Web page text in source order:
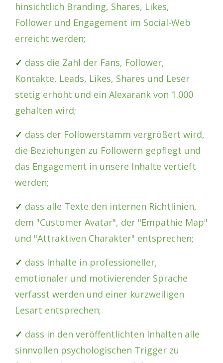
hinsichtlich Branding, Shares, Likes,
Follower und Engagement im Social-Web
erreicht werden;
✓ dass die Zahl der Fans, Follower,
Kontakte, Leads, Likes, Shares und Leser
stetig erhöht und ein Alexarank von 1.000
gehalten wird;
✓ dass der Followerstamm vergrößert wird,
die Beziehungen zu Followern gepflegt und
das Engagement in unsere Inhalte vertieft
werden;
✓ dass alle Texte den internen Richtlinien,
dem "Customer Avatar", der "Empathie Map"
und "Attraktiven Charakter" entsprechen;
✓ dass Inhalte in professioneller,
emotionaler und motivierender Sprache
verfasst werden und einer kurzweiligen
Lesart entsprechen;
✓ dass in den veröffentlichten Inhalten alle
sinnvollen psychologischen Trigger zu